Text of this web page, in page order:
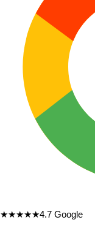
★★★★★4.7 Google